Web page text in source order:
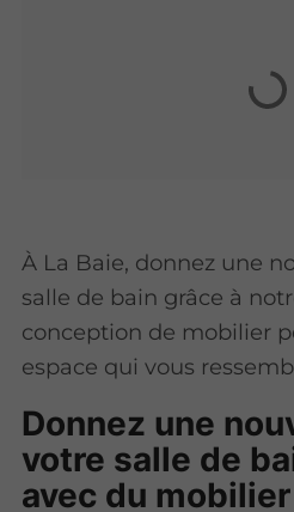
À La Baie, donnez une
salle de bain grâce à
conception de mobilier
espace qui vous
Donnez une
votre salle de
avec du